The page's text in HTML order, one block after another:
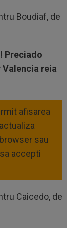
Boudiaf, de
Preciado
Valencia reia
afisarea
sau
accepti
Caicedo, de